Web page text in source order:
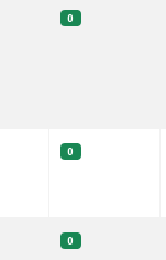
0
0
0